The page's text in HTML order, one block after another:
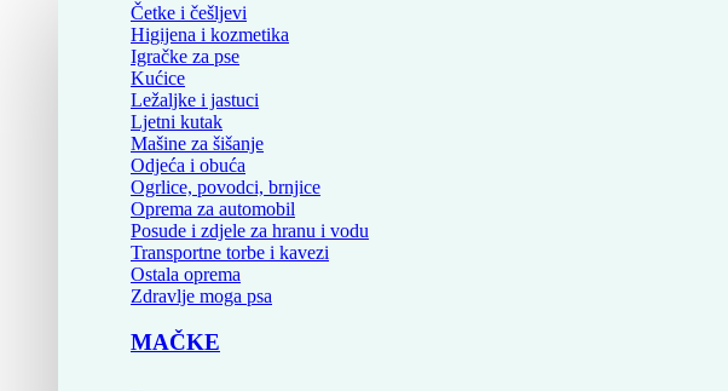
Četke i češljevi
Higijena i kozmetika
Igračke za pse
Kućice
Ležaljke i jastuci
Ljetni kutak
Mašine za šišanje
Odjeća i obuća
Ogrlice, povodci, brnjice
Oprema za automobil
Posude i zdjele za hranu i vodu
Transportne torbe i kavezi
Ostala oprema
Zdravlje moga psa
MAČKE